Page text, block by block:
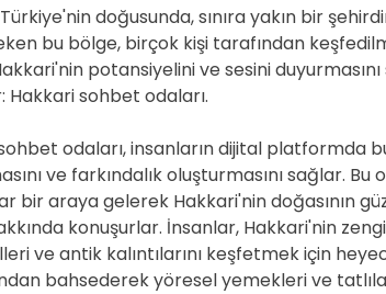
doğusunda, sınıra yakın bir
bu bölge, birçok kişi tarafından
potansiyelini ve sesini
Hakkari sohbet odaları.
odaları, insanların dijital platformda
ve farkındalık oluşturmasını sağlar.
bir araya gelerek Hakkari'nin doğasının
konuşurlar. İnsanlar, Hakkari'nin
ve antik kalıntılarını keşfetmek için
bahsederek yöresel yemekleri ve